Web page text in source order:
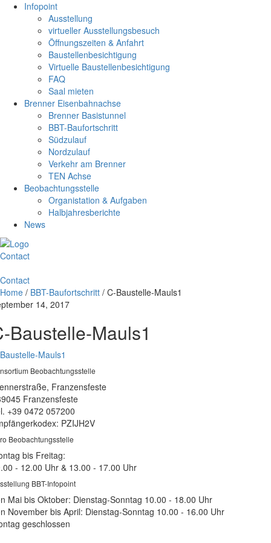
Infopoint
Ausstellung
virtueller Ausstellungsbesuch
Öffnungszeiten & Anfahrt
Baustellenbesichtigung
Virtuelle Baustellenbesichtigung
FAQ
Saal mieten
Brenner Eisenbahnachse
Brenner Basistunnel
BBT-Baufortschritt
Südzulauf
Nordzulauf
Verkehr am Brenner
TEN Achse
Beobachtungsstelle
Organistation & Aufgaben
Halbjahresberichte
News
Contact
Contact
Home / BBT-Baufortschritt / C-Baustelle-Mauls1
14, 2017
Baustelle-Mauls1
Mauls1
Beobachtungsstelle
Franzensfeste
Franzensfeste
+39 0472 057200
PZIJH2V
Beobachtungsstelle
bis Freitag:
- 12.00 Uhr & 13.00 - 17.00 Uhr
BBT-Infopoint
Mai bis Oktober: Dienstag-Sonntag 10.00 - 18.00 Uhr
November bis April: Dienstag-Sonntag 10.00 - 16.00 Uhr
geschlossen